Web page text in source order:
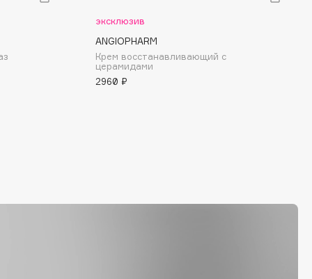
эксклюзив
ANGIOPHARM
Крем восстанавливающий с
церамидами
2960 ₽